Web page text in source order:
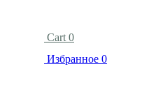
Cart 0
Избранное 0